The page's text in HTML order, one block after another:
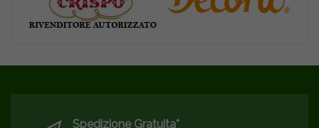
Spedizione Gratuita*